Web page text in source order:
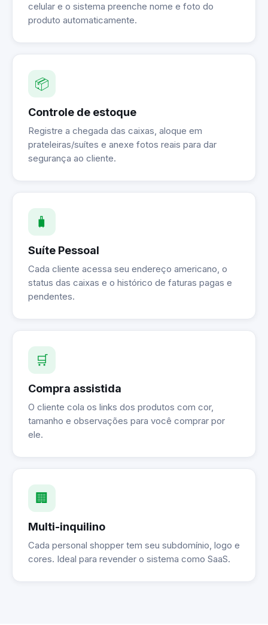
celular e o sistema preenche nome e foto do
produto automaticamente.
📦
Controle de estoque
Registre a chegada das caixas, aloque em
prateleiras/suítes e anexe fotos reais para dar
segurança ao cliente.
🧳
Suíte Pessoal
Cada cliente acessa seu endereço americano, o
status das caixas e o histórico de faturas pagas e
pendentes.
🛒
Compra assistida
O cliente cola os links dos produtos com cor,
tamanho e observações para você comprar por
ele.
🏢
Multi-inquilino
Cada personal shopper tem seu subdomínio, logo e
cores. Ideal para revender o sistema como SaaS.